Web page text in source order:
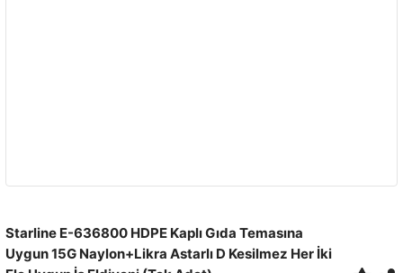
Starline E-636800 HDPE Kaplı Gıda Temasına
Uygun 15G Naylon+Likra Astarlı D Kesilmez Her İki